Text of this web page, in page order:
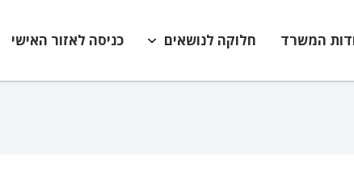
המשרד חלוקה לנושאים כניסה לאזור האישי